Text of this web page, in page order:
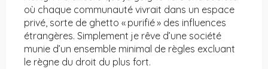
où chaque communauté vivrait dans un espace
privé, sorte de ghetto « purifié » des influences
étrangères. Simplement je rêve d’une société
munie d’un ensemble minimal de règles excluant
le règne du droit du plus fort.